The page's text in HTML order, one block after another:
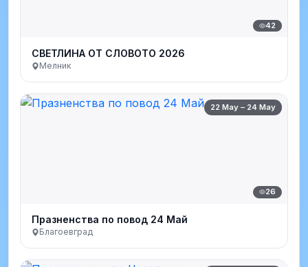
42
СВЕТЛИНА ОТ СЛОВОТО 2026
Мелник
22 May – 24 May
26
Празненства по повод 24 Май
Благоевград